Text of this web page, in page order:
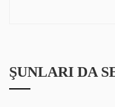
ŞUNLARI DA